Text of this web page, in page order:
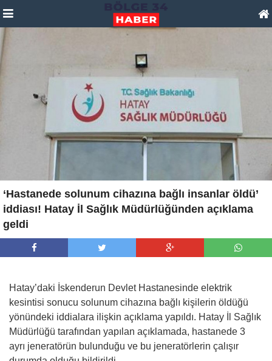
‘Hastanede solunum cihazına bağlı insanlar öldü’
iddiası! Hatay İl Sağlık Müdürlüğünden açıklama
geldi
Hatay’daki İskenderun Devlet Hastanesinde elektrik
kesintisi sonucu solunum cihazına bağlı kişilerin öldüğü
yönündeki iddialara ilişkin açıklama yapıldı. Hatay İl Sağlık
Müdürlüğü tarafından yapılan açıklamada, hastanede 3
ayrı jeneratörün bulunduğu ve bu jeneratörlerin çalışır